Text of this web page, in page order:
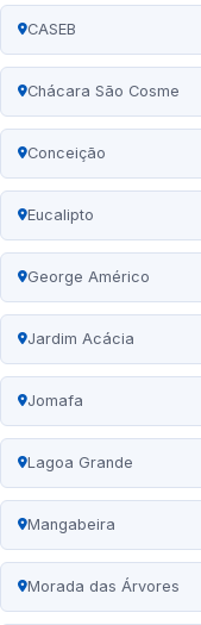
CASEB
Chácara São Cosme
Conceição
Eucalipto
George Américo
Jardim Acácia
Jomafa
Lagoa Grande
Mangabeira
Morada das Árvores